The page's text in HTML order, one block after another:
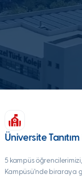
Üniversite Tanıtım
5 kampüs
Kampüsü’nde biraraya